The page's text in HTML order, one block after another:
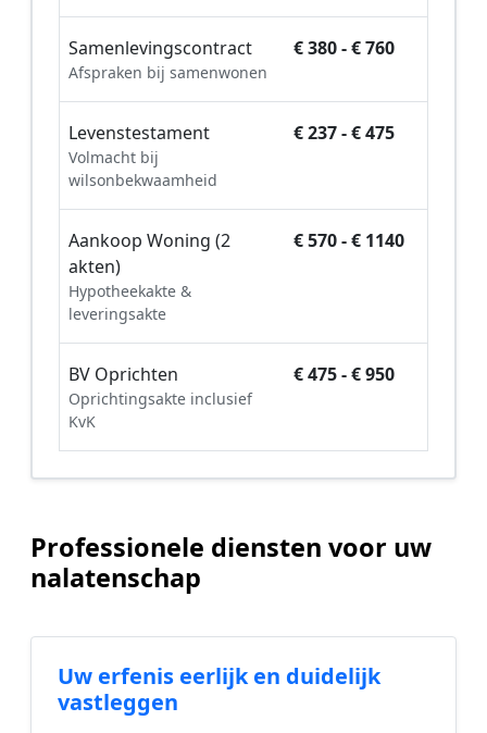
Samenlevingscontract
Afspraken bij samenwonen
€ 380 - € 760
Levenstestament
Volmacht bij
wilsonbekwaamheid
€ 237 - € 475
Aankoop Woning (2
akten)
Hypotheekakte &
leveringsakte
€ 570 - € 1140
BV Oprichten
Oprichtingsakte inclusief
KvK
€ 475 - € 950
Professionele diensten voor uw
nalatenschap
Uw erfenis eerlijk en duidelijk
vastleggen